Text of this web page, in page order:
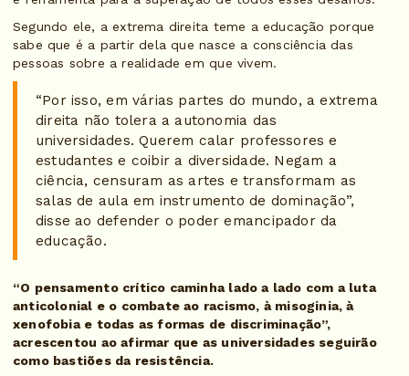
Segundo ele, a extrema direita teme a educação porque
sabe que é a partir dela que nasce a consciência das
pessoas sobre a realidade em que vivem.
“Por isso, em várias partes do mundo, a extrema
direita não tolera a autonomia das
universidades. Querem calar professores e
estudantes e coibir a diversidade. Negam a
ciência, censuram as artes e transformam as
salas de aula em instrumento de dominação”,
disse ao defender o poder emancipador da
educação.
“O pensamento crítico caminha lado a lado com a luta
anticolonial e o combate ao racismo, à misoginia, à
xenofobia e todas as formas de discriminação”,
acrescentou ao afirmar que as universidades seguirão
como bastiões da resistência.